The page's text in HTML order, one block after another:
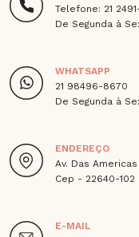
Telefone: 21
De Segunda à
WHATSAPP
21 98496-8670
De Segunda à
ENDEREÇO
Av. Das
Cep - 22640-
E-MAIL